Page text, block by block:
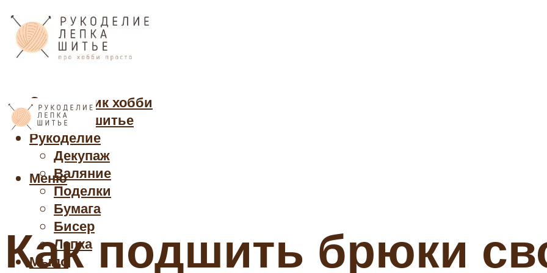
Cправочник хобби
Кройка и шитье
Рукоделие
Декупаж
Валяние
Поделки
Бумага
Бисер
Лепка
Мыло
Меню
Как подшить брюки